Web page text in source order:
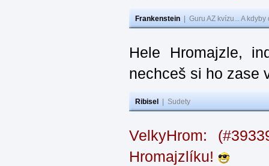
Frankenstein Guru AZ kvízu... A
Hele Hromajzle,
nechceš si ho zase
Ribisel Sudety
VelkyHrom:
Hromajzlíku!